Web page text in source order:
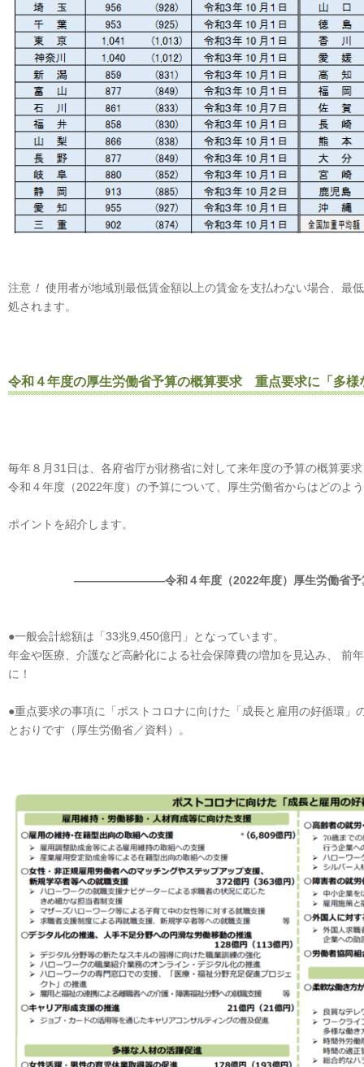
注意 ！ 使用者が地域別最低賃金額以上の賃金を支払わない場合、最
処されます。
令和４年度の厚生労働省予算の概算要求 重点要求に「多様
毎年８月31日は、各府省庁が財務省に対して来年度の予算の概算要
令和４年度（2022年度）の予算について、厚生労働省からはどのよ
ポイントを紹介します。
――――――――令和４年度（2022年度）厚生労働
●一般会計総額は「33兆9,450億円」となっています。
年金や医療、介護など高齢化による社会保障費の増加を見込み、 前
に！
●重点要求の事項に「ポストコロナに向けた「成長と雇用の好循環」
とおりです（厚生労働省／資料）。